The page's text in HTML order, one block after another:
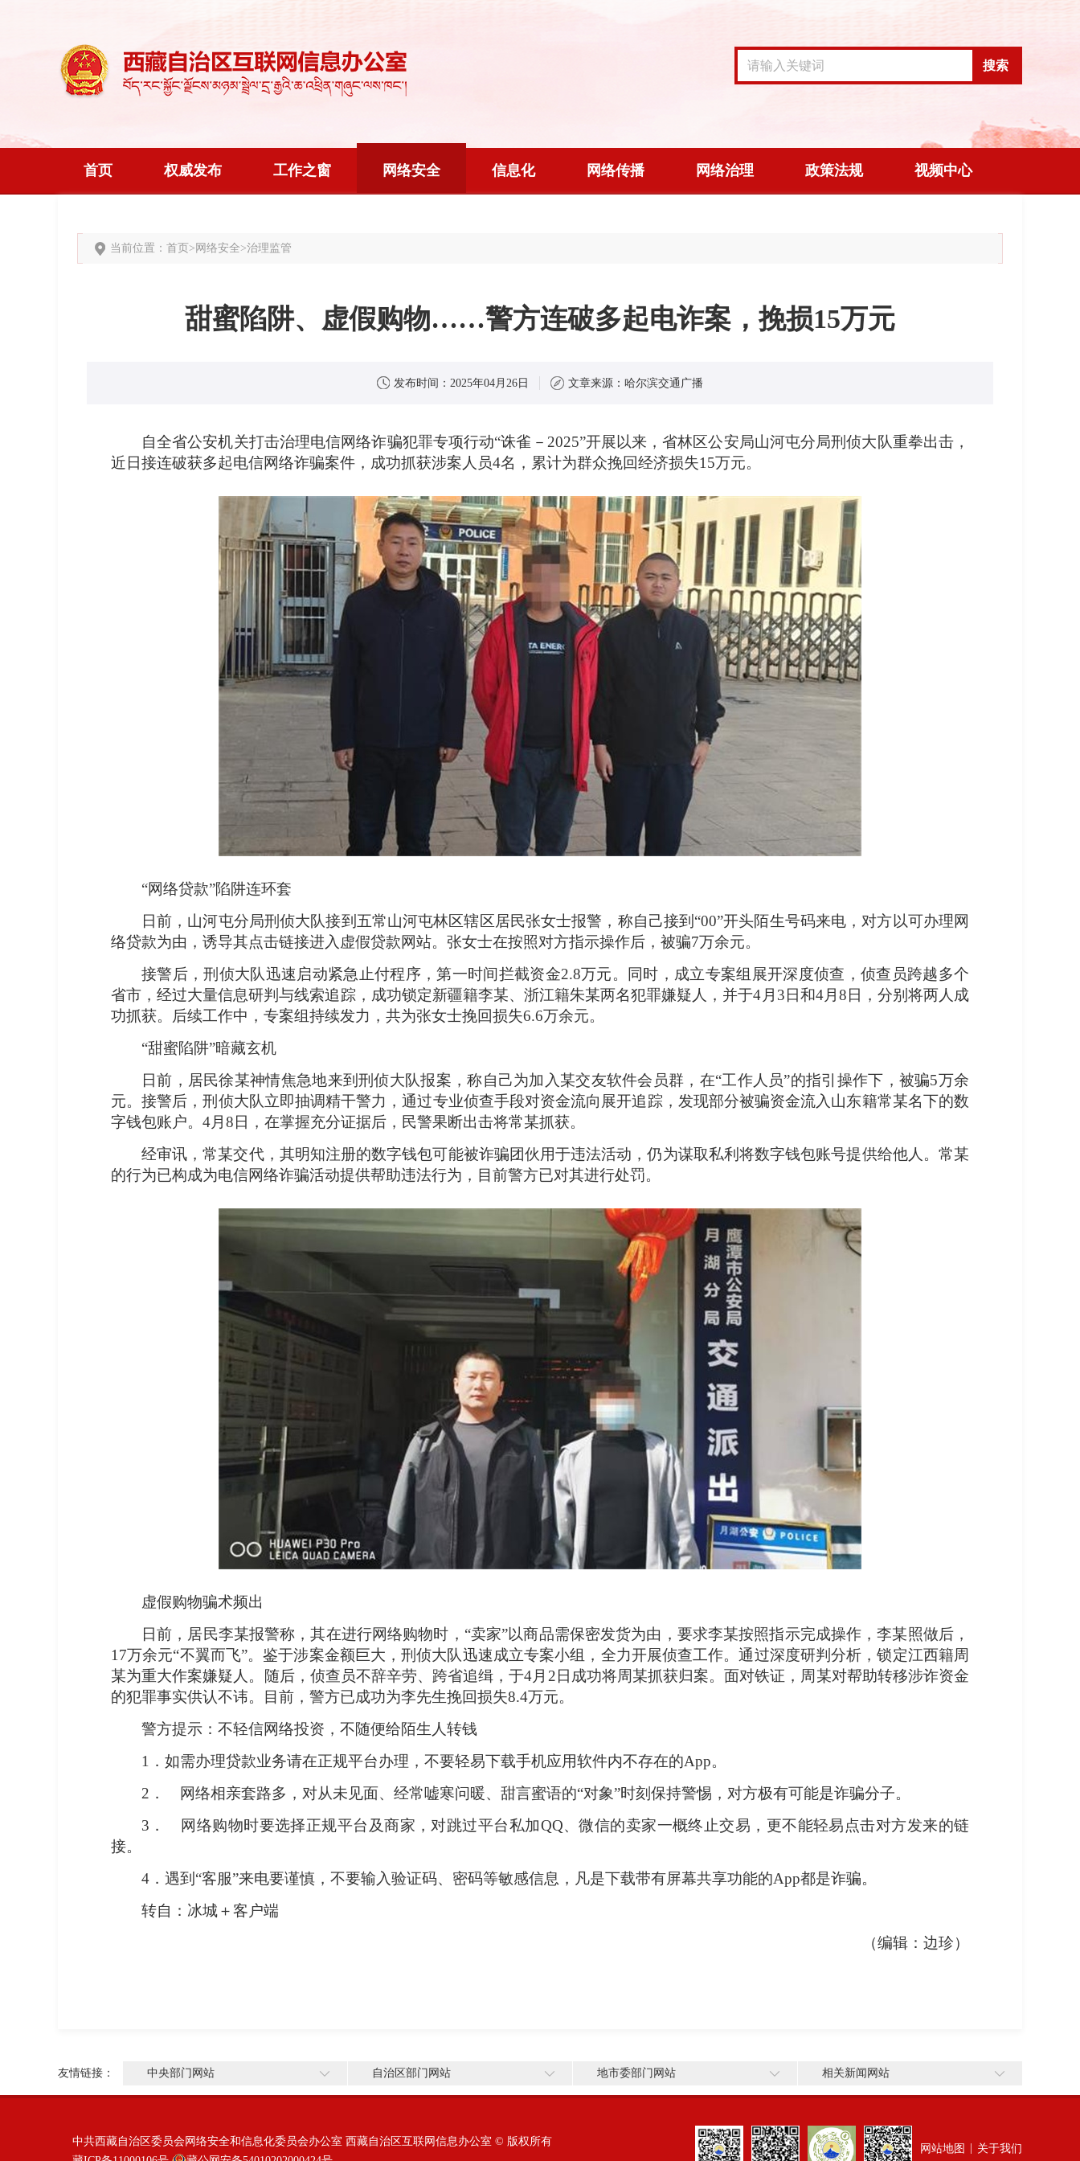
搜索
首页 权威发布 工作之窗 网络安全 信息化 网络传播 网络治理 政策法规 视频中心
当前位置： 首页 > 网络安全>治理监管
甜蜜陷阱、虚假购物……警方连破多起电诈案，挽损15万元
发布时间： 2025年04月26日 文章来源： 哈尔滨交通广播
自全省公安机关打击治理电信网络诈骗犯罪专项行动“诛雀－2025”开展以来，省林区公安局山河屯分局刑侦大队重拳出击，
近日接连破获多起电信网络诈骗案件，成功抓获涉案人员4名，累计为群众挽回经济损失15万元。
“网络贷款”陷阱连环套
日前，山河屯分局刑侦大队接到五常山河屯林区辖区居民张女士报警，称自己接到“00”开头陌生号码来电，对方以可办理网
络贷款为由，诱导其点击链接进入虚假贷款网站。张女士在按照对方指示操作后，被骗7万余元。
接警后，刑侦大队迅速启动紧急止付程序，第一时间拦截资金2.8万元。同时，成立专案组展开深度侦查，侦查员跨越多个
省市，经过大量信息研判与线索追踪，成功锁定新疆籍李某、浙江籍朱某两名犯罪嫌疑人，并于4月3日和4月8日，分别将两人成
功抓获。后续工作中，专案组持续发力，共为张女士挽回损失6.6万余元。
“甜蜜陷阱”暗藏玄机
日前，居民徐某神情焦急地来到刑侦大队报案，称自己为加入某交友软件会员群，在“工作人员”的指引操作下，被骗5万余
元。接警后，刑侦大队立即抽调精干警力，通过专业侦查手段对资金流向展开追踪，发现部分被骗资金流入山东籍常某名下的数
字钱包账户。4月8日，在掌握充分证据后，民警果断出击将常某抓获。
经审讯，常某交代，其明知注册的数字钱包可能被诈骗团伙用于违法活动，仍为谋取私利将数字钱包账号提供给他人。常某
的行为已构成为电信网络诈骗活动提供帮助违法行为，目前警方已对其进行处罚。
虚假购物骗术频出
日前，居民李某报警称，其在进行网络购物时，“卖家”以商品需保密发货为由，要求李某按照指示完成操作，李某照做后，
17万余元“不翼而飞”。鉴于涉案金额巨大，刑侦大队迅速成立专案小组，全力开展侦查工作。通过深度研判分析，锁定江西籍周
某为重大作案嫌疑人。随后，侦查员不辞辛劳、跨省追缉，于4月2日成功将周某抓获归案。面对铁证，周某对帮助转移涉诈资金
的犯罪事实供认不讳。目前，警方已成功为李先生挽回损失8.4万元。
警方提示：不轻信网络投资，不随便给陌生人转钱
1．如需办理贷款业务请在正规平台办理，不要轻易下载手机应用软件内不存在的App。
2． 网络相亲套路多，对从未见面、经常嘘寒问暖、甜言蜜语的“对象”时刻保持警惕，对方极有可能是诈骗分子。
3． 网络购物时要选择正规平台及商家，对跳过平台私加QQ、微信的卖家一概终止交易，更不能轻易点击对方发来的链
接。
4．遇到“客服”来电要谨慎，不要输入验证码、密码等敏感信息，凡是下载带有屏幕共享功能的App都是诈骗。
转自：冰城＋客户端
（编辑：边珍）
友情链接： 中央部门网站 自治区部门网站 地市委部门网站 相关新闻网站
中共西藏自治区委员会网络安全和信息化委员会办公室 西藏自治区互联网信息办公室 © 版权所有
网站地图 关于我们